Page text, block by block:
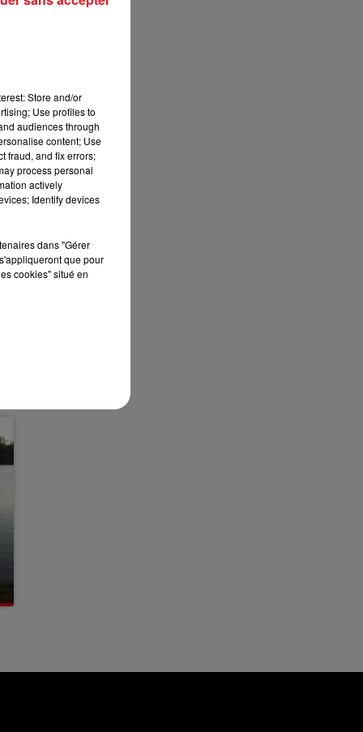
Store and/or
Use profiles to
audiences through
content; Use
fraud, and fix errors;
process personal
actively
Identify devices
dans "Gérer
que pour
cookies" situé en